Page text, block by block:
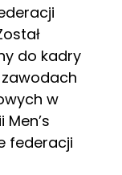
do kadry
zawodach
w
federacji